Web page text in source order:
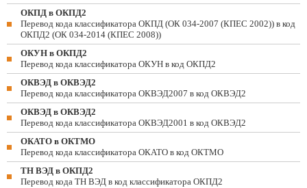
ОКПД в ОКПД2
Перевод кода классификатора ОКПД (ОК 034-2007 (КПЕС 2002)) в код
ОКПД2 (ОК 034-2014 (КПЕС 2008))
ОКУН в ОКПД2
Перевод кода классификатора ОКУН в код ОКПД2
ОКВЭД в ОКВЭД2
Перевод кода классификатора ОКВЭД2007 в код ОКВЭД2
ОКВЭД в ОКВЭД2
Перевод кода классификатора ОКВЭД2001 в код ОКВЭД2
ОКАТО в ОКТМО
Перевод кода классификатора ОКАТО в код ОКТМО
ТН ВЭД в ОКПД2
Перевод кода ТН ВЭД в код классификатора ОКПД2